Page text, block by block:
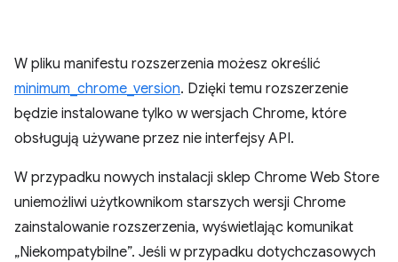
W pliku manifestu rozszerzenia możesz określić
minimum_chrome_version. Dzięki temu rozszerzenie
będzie instalowane tylko w wersjach Chrome, które
obsługują używane przez nie interfejsy API.
W przypadku nowych instalacji sklep Chrome Web Store
uniemożliwi użytkownikom starszych wersji Chrome
zainstalowanie rozszerzenia, wyświetlając komunikat
„Niekompatybilne”. Jeśli w przypadku dotychczasowych